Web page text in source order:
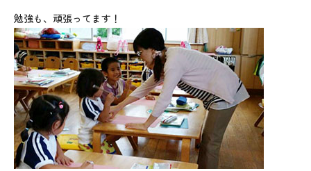
勉強も、頑張ってます！